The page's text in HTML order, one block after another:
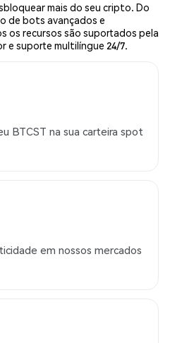
mais do seu cripto. Do
de bots avançados e
os recursos são suportados pela
e suporte multilíngue 24/7.
BTCST na sua carteira spot
em nossos mercados